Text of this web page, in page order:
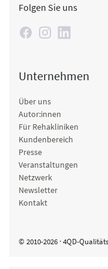
Folgen Sie uns
Unternehmen
Über uns
Autor:innen
Für Rehakliniken
Kundenbereich
Presse
Veranstaltungen
Netzwerk
Newsletter
Kontakt
© 2010-2026 · 4QD-